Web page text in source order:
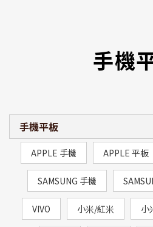
手機
手機平板
APPLE 手機 APPLE 平板
SAMSUNG 手機
VIVO 小米/紅米 小